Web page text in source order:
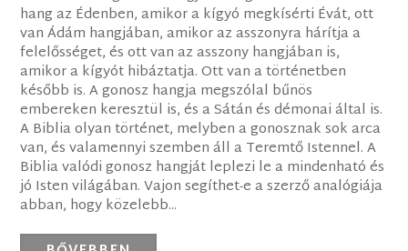
hang az Édenben, amikor a kígyó megkísérti Évát, ott
van Ádám hangjában, amikor az asszonyra hárítja a
felelősséget, és ott van az asszony hangjában is,
amikor a kígyót hibáztatja. Ott van a történetben
később is. A gonosz hangja megszólal bűnös
embereken keresztül is, és a Sátán és démonai által is.
A Biblia olyan történet, melyben a gonosznak sok arca
van, és valamennyi szemben áll a Teremtő Istennel. A
Biblia valódi gonosz hangját leplezi le a mindenható és
jó Isten világában. Vajon segíthet-e a szerző analógiája
abban, hogy közelebb...